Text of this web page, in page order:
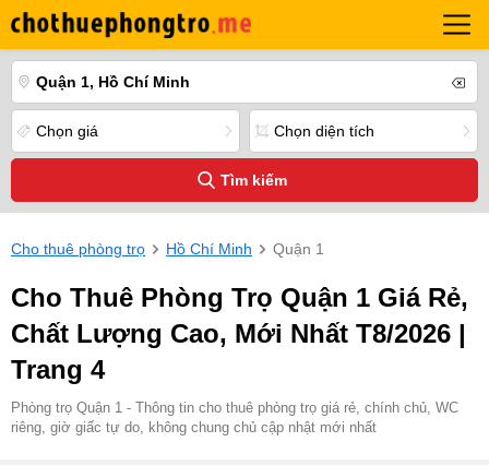
Quận 1, Hồ Chí Minh
Chọn giá Chọn diện tích
Tìm kiếm
Cho thuê phòng trọ Hồ Chí Minh Quận 1
Cho Thuê Phòng Trọ Quận 1 Giá Rẻ,
Chất Lượng Cao, Mới Nhất T8/2026 |
Trang 4
Phòng trọ Quận 1 - Thông tin cho thuê phòng trọ giá rẻ, chính chủ, WC
riêng, giờ giấc tự do, không chung chủ cập nhật mới nhất